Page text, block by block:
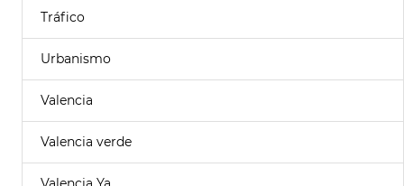
Tráfico
Urbanismo
Valencia
Valencia verde